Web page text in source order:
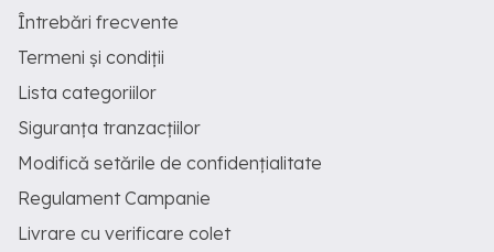
Întrebări frecvente
Termeni și condiții
Lista categoriilor
Siguranța tranzacțiilor
Modifică setările de confidențialitate
Regulament Campanie
Livrare cu verificare colet